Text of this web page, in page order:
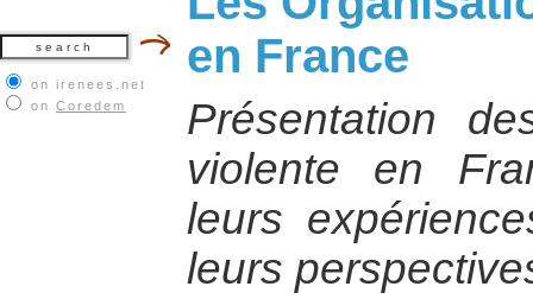
on irenees.net
on Coredem
en France
Présentation
violente en
leurs
leurs